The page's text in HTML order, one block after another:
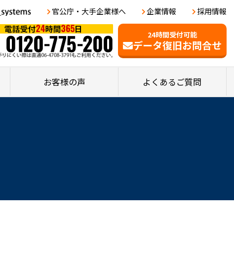
官公庁・大手企業様へ 企業情報 採用情報
24時間受付可能
データ復旧お問合せ
お客様の声 よくあるご質問